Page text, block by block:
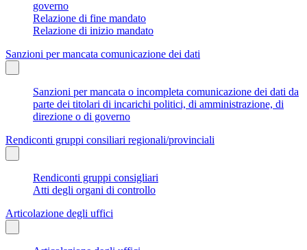
governo
Relazione di fine mandato
Relazione di inizio mandato
Sanzioni per mancata comunicazione dei dati
Sanzioni per mancata o incompleta comunicazione dei dati da
parte dei titolari di incarichi politici, di amministrazione, di
direzione o di governo
Rendiconti gruppi consiliari regionali/provinciali
Rendiconti gruppi consigliari
Atti degli organi di controllo
Articolazione degli uffici